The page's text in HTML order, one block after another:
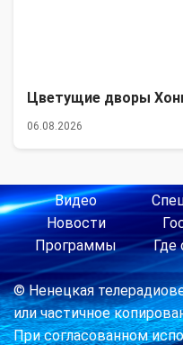
Цветущие дворы
06.08.2026
Видео
Новости
Программы
Где
© Ненецкая
или частичное
При согласованном